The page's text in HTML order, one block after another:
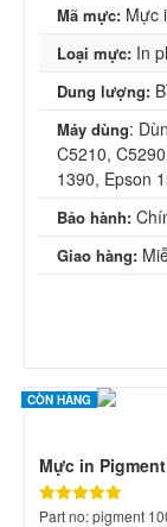
Mã mực: Mực
Loại mực: In
Dung lượng:
Máy dùng:
C5210,
1390, Epson
Bảo hành:
Giao hàng:
CÒN HÀNG
Mực in
Part no: pigment